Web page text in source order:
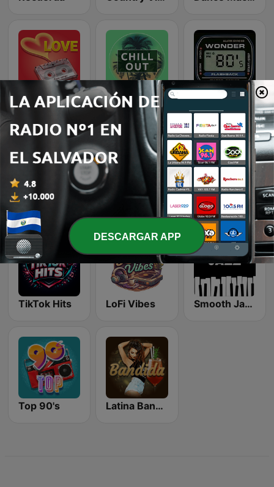
Romantic Vibes Chillout Vibes Wonder 80's
K-Pop Vibes Beam FM Rewind 2000's
TikTok Hits LoFi Vibes Smooth Jazz - Groov
Top 90's Latina Bandida!
DESCARGAR APP